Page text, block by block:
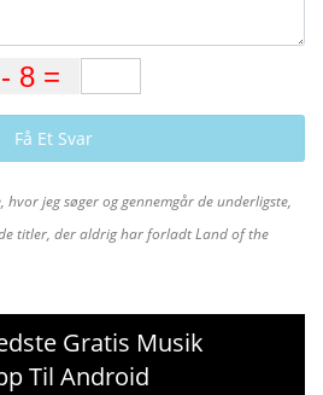
Få Et Svar
hvor jeg søger og gennemgår de underligste,
titler, der aldrig har forladt Land of the
Gratis Musik
Til Android